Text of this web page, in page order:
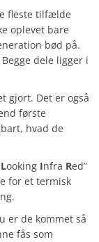
fleste tilfælde
oplevet bare
bød på.
dele ligger i
gjort. Det er også
første
hvad de
Looking Infra Red”
for et termisk
er de kommet så
fås som